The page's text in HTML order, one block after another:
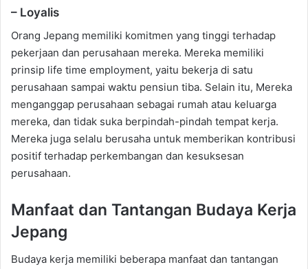
– Loyalis
Orang Jepang memiliki komitmen yang tinggi terhadap
pekerjaan dan perusahaan mereka. Mereka memiliki
prinsip life time employment, yaitu bekerja di satu
perusahaan sampai waktu pensiun tiba. Selain itu, Mereka
menganggap perusahaan sebagai rumah atau keluarga
mereka, dan tidak suka berpindah-pindah tempat kerja.
Mereka juga selalu berusaha untuk memberikan kontribusi
positif terhadap perkembangan dan kesuksesan
perusahaan.
Manfaat dan Tantangan Budaya Kerja
Jepang
Budaya kerja memiliki beberapa manfaat dan tantangan